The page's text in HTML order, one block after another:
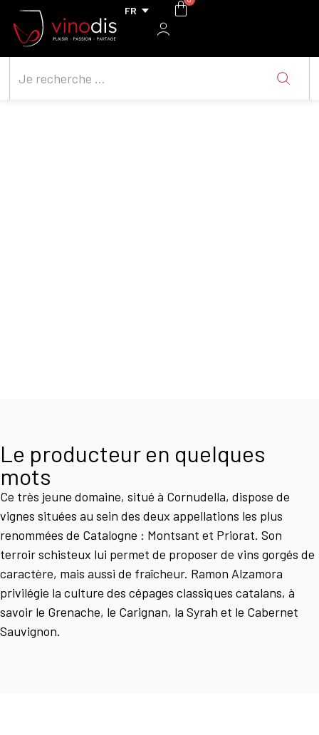
Le producteur en quelques
mots
Ce très jeune domaine, situé à Cornudella, dispose de
vignes situées au sein des deux appellations les plus
renommées de Catalogne : Montsant et Priorat. Son
terroir schisteux lui permet de proposer de vins gorgés de
caractère, mais aussi de fraîcheur. Ramon Alzamora
privilégie la culture des cépages classiques catalans, à
savoir le Grenache, le Carignan, la Syrah et le Cabernet
Sauvignon.